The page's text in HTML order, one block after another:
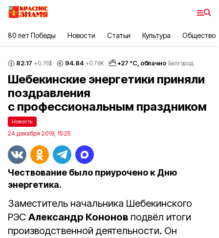
80 лет Победы Новости Статьи Культура Общество
82.17 +0.76$ 94.84 +0.78€ +27 °С, облачно Белгород
Шебекинские энергетики приняли
поздравления
с профессиональным праздником
Новость
24 декабря 2019, 15:25
Чествование было приурочено к Дню
энергетика.
Заместитель начальника Шебекинского
РЭС Александр Кононов подвёл итоги
производственной деятельности. Он